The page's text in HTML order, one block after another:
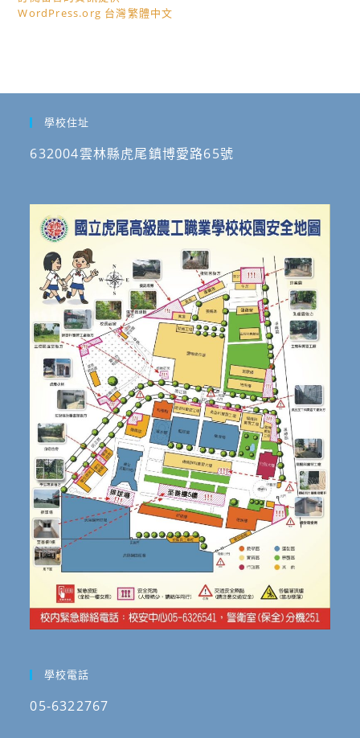
WordPress.org 台灣繁體中文
學校住址
632004雲林縣虎尾鎮博愛路65號
學校電話
05-6322767